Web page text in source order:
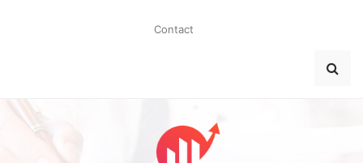
Contact